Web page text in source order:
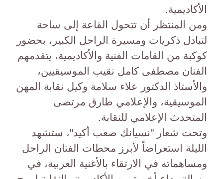
الأكاديمية.
​ومن المنتظر أن تتحول القاعة إلى ساحة
لتبادل ذكريات ومسيرة الراحل الكبير، بحضور
كوكبة من القامات الفنية والأكاديمية، يتقدمهم
الفنان مصطفى كامل نقيب الموسيقيين،
والأستاذ الدكتور علاء سلامة وكيل نقابة المهن
الموسيقية، والإعلامي طارق مرتضى
المتحدث الإعلامي للنقابة.
​وتحت شعار "نسيانك صعب أكيد"، ستشهد
الليلة استعراضاً لأبرز محطات الفنان الراحل
ومساهماته في الارتقاء بالأغنية العربية، في